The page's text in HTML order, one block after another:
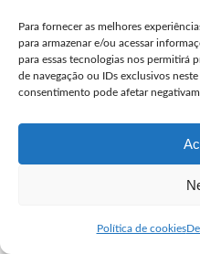
Para fornecer as melhores
para armazenar e/ou acessar
para essas tecnologias nos permitirá
de navegação ou IDs exclusivos
consentimento pode afetar
Política de cookies